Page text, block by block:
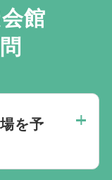
館
を予